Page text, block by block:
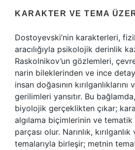
KARAKTER VE TEMA
Dostoyevski’nin karakterleri,
aracılığıyla psikolojik derinlik
Raskolnikov’un gözlemleri,
narin bileklerinden ve ince
insan doğasının
gerilimleri yansıtır. Bu
biyolojik gerçeklikten çıkar;
algılama biçimlerinin ve tematik
parçası olur. Narınlık,
temalarıyla birleşir; metnin